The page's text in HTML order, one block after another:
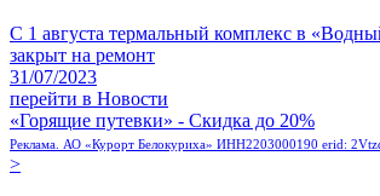
С 1 августа термальный комплекс в
закрыт на ремонт
31/07/2023
перейти в Новости
«Горящие путевки» - Скидка до 20%
Реклама. АО «Курорт Белокуриха» ИНН2203000190 erid:
>